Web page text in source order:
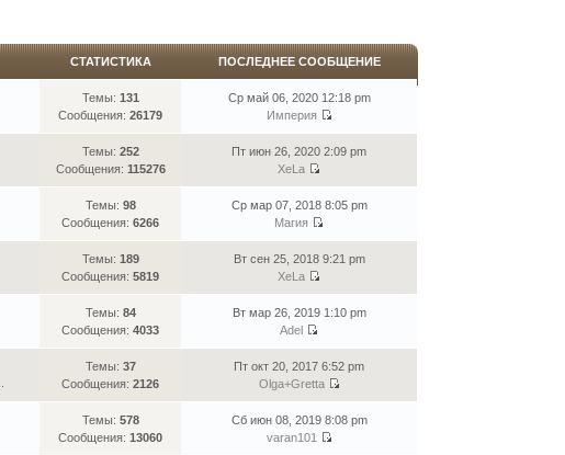
СТАТИСТИКА ПОСЛЕДНЕЕ СООБЩЕНИЕ
Темы: 131
Сообщения:26179
Ср май 06, 2020 12:18 pm
Империя
Темы: 252
Сообщения: 115276
Пт июн 26, 2020 2:09 pm
XeLa
Темы: 98
Сообщения:6266
Ср мар 07, 2018 8:05 pm
Магия
Темы: 189
Сообщения:5819
Вт сен 25, 2018 9:21 pm
XeLa
Темы: 84
Сообщения:4033
Вт мар 26, 2019 1:10 pm
Adel
Темы: 37
Сообщения:2126
Пт окт 20, 2017 6:52 pm
Olga+Gretta
Темы: 578
Сообщения:13060
Сб июн 08, 2019 8:08 pm
varan101